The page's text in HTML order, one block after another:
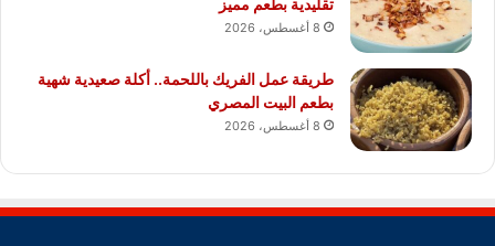
تقليدية بطعم مميز
8 أغسطس، 2026
طريقة عمل الفريك باللحمة.. أكلة صعيدية شهية
بطعم البيت المصري
8 أغسطس، 2026